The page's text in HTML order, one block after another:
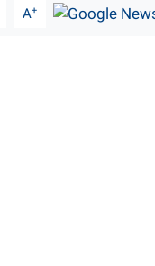
A+